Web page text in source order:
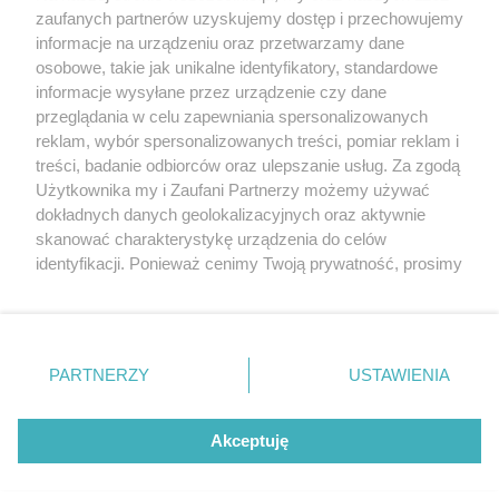
Więcej
20. urodzin portalu
wSzczecinie.pl
Regulamin konkursów
śniadaniówka "Hej
Szczecin! Jest piątek!"
Partnerzy
Praca Szczecin
© 2026 wSzczecinie.pl
Created by GOD
zaufanych partnerów uzyskujemy dostęp i przechowujemy
informacje na urządzeniu oraz przetwarzamy dane
osobowe, takie jak unikalne identyfikatory, standardowe
informacje wysyłane przez urządzenie czy dane
przeglądania w celu zapewniania spersonalizowanych
reklam, wybór spersonalizowanych treści, pomiar reklam i
treści, badanie odbiorców oraz ulepszanie usług. Za zgodą
Użytkownika my i Zaufani Partnerzy możemy używać
dokładnych danych geolokalizacyjnych oraz aktywnie
skanować charakterystykę urządzenia do celów
identyfikacji. Ponieważ cenimy Twoją prywatność, prosimy
prywatności znajdujący się w lewym dolnym rogu strony
. Niektóre rodzaje przetwarzania danych nie wymagają
takiemu przetwarzaniu. Preferencje będą miały
zastosowania tylko na tej witrynie.
PARTNERZY USTAWIENIA
Akceptuję